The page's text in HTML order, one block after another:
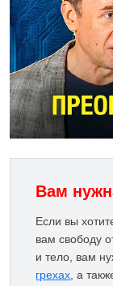
Вам
Если вы
вам свободу
и тело, вам
грехах, а